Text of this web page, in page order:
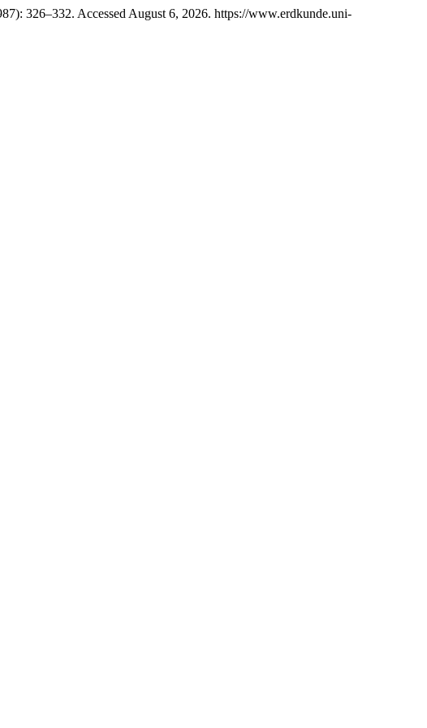
326–332. Accessed August 6, 2026. https://www.erdkunde.uni-